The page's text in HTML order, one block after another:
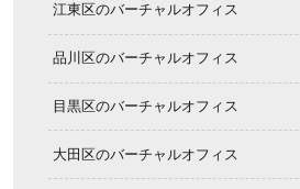
江東区のバーチャルオフィス
品川区のバーチャルオフィス
目黒区のバーチャルオフィス
大田区のバーチャルオフィス